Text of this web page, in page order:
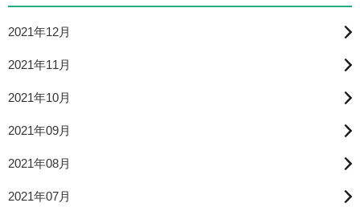
2021年12月
2021年11月
2021年10月
2021年09月
2021年08月
2021年07月